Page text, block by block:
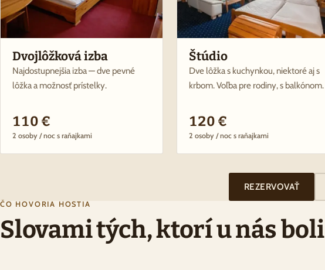
Dvojlôžková izba
Najdostupnejšia izba — dve pevné
lôžka a možnosť prístelky.
110 €
2 osoby / noc s raňajkami
Štúdio
Dve lôžka s kuchynkou, niektoré aj s
krbom. Voľba pre rodiny, s balkónom.
120 €
2 osoby / noc s raňajkami
REZERVOVAŤ
ČO HOVORIA HOSTIA
Slovami tých, ktorí u nás boli